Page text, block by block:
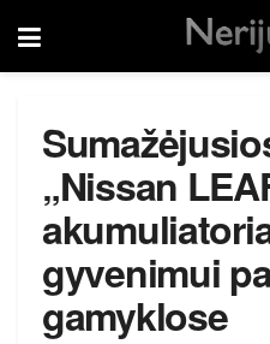
„Nissan
gyvenimui
gamyklose